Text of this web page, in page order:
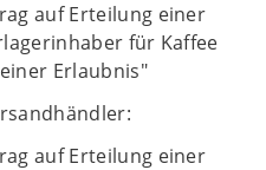
auf Erteilung einer
für Kaffee
Erlaubnis"
auf Erteilung einer